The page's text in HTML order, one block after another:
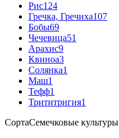
Рис124
Гречка, Гречиха107
Бобы69
Чечевица51
Арахис9
Квиноа3
Солянка1
Маш1
Тефф1
Трититригия1
СортаСемечковые культуры